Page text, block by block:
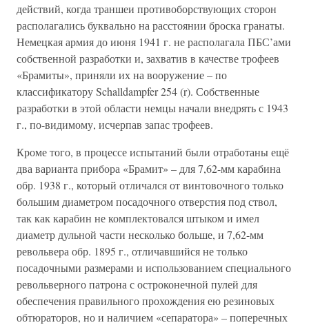
действий, когда траншеи противоборствующих сторон
располагались буквально на расстоянии броска гранаты.
Немецкая армия до июня 1941 г. не располагала ПБС’ами
собственной разработки и, захватив в качестве трофеев
«Брамиты», приняли их на вооружение – по
классификатору Schalldampfer 254 (r). Собственные
разработки в этой области немцы начали внедрять с 1943
г., по-видимому, исчерпав запас трофеев.
Кроме того, в процессе испытаний были отработаны ещё
два варианта прибора «Брамит» – для 7,62-мм карабина
обр. 1938 г., который отличался от винтовочного только
большим диаметром посадочного отверстия под ствол,
так как карабин не комплектовался штыком и имел
диаметр дульной части несколько больше, и 7,62-мм
револьвера обр. 1895 г., отличавшийся не только
посадочными размерами и использованием специального
револьверного патрона с остроконечной пулей для
обеспечения правильного прохождения ею резиновых
обтюраторов, но и наличием «сепаратора» – поперечных